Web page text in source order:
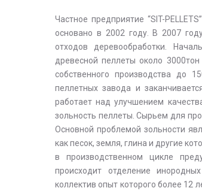
Частное предприятие “SIT-
основано в 2002 году. В 2007
отходов деревообработки.
древесной пеллеты около
собственного производства до
пеллетных завода и
работает над улучшением
зольность пеллеты. Сырьем для
Основной проблемой зольности
как песок, земля, глина и другие
в производственном цикле
происходит отделение
коллектив опыт которого более 12